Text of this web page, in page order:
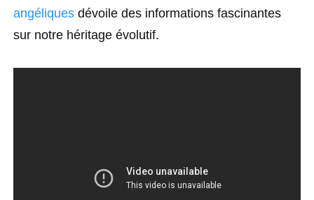
angéliques dévoile des informations fascinantes
sur notre héritage évolutif.